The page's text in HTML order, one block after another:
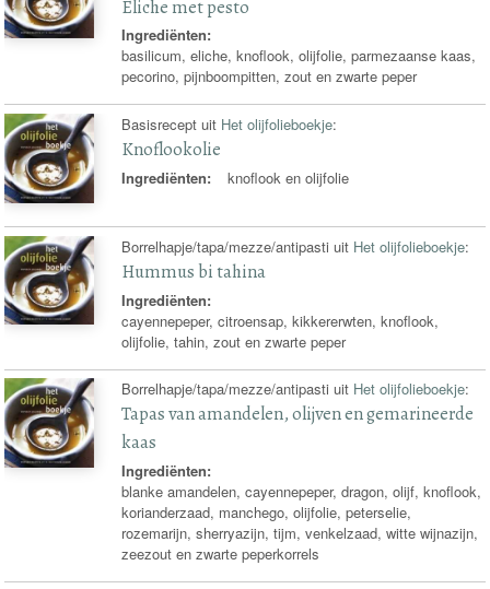
Eliche met pesto
Ingrediënten:
basilicum, eliche, knoflook, olijfolie, parmezaanse kaas,
pecorino, pijnboompitten, zout en zwarte peper
Basisrecept uit Het olijfolieboekje:
Knoflookolie
Ingrediënten: knoflook en olijfolie
Borrelhapje/tapa/mezze/antipasti uit Het olijfolieboekje:
Hummus bi tahina
Ingrediënten:
cayennepeper, citroensap, kikkererwten, knoflook,
olijfolie, tahin, zout en zwarte peper
Borrelhapje/tapa/mezze/antipasti uit Het olijfolieboekje:
Tapas van amandelen, olijven en gemarineerde
kaas
Ingrediënten:
blanke amandelen, cayennepeper, dragon, olijf, knoflook,
korianderzaad, manchego, olijfolie, peterselie,
rozemarijn, sherryazijn, tijm, venkelzaad, witte wijnazijn,
zeezout en zwarte peperkorrels